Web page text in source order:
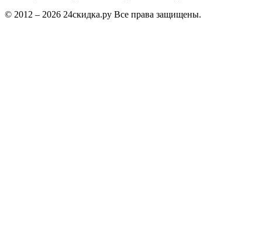
© 2012 – 2026 24скидка.ру Все права защищены.